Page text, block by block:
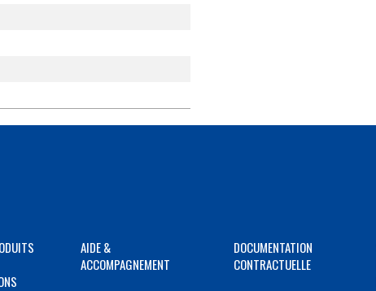
AIDE &
ACCOMPAGNEMENT
DOCUMENTATION
CONTRACTUELLE